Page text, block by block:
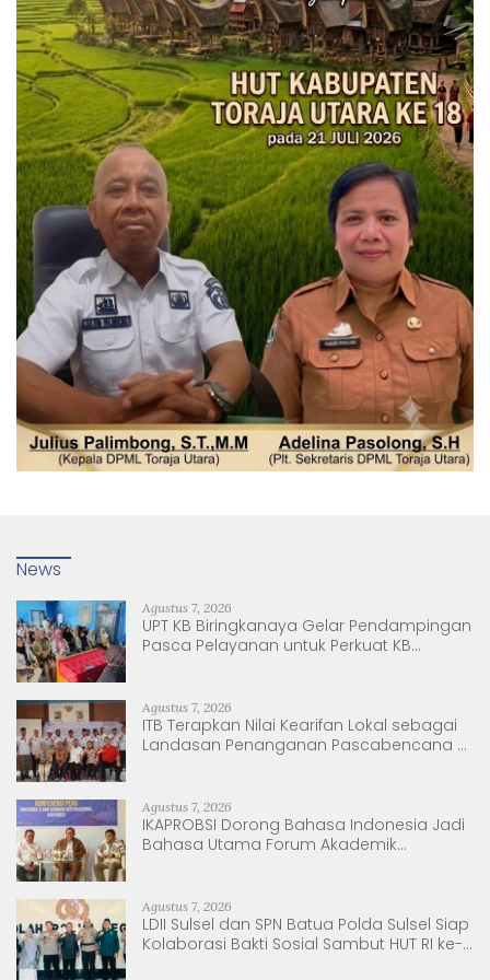
News
Agustus 7, 2026
UPT KB Biringkanaya Gelar Pendampingan
Pasca Pelayanan untuk Perkuat KB
Agustus 7, 2026
ITB Terapkan Nilai Kearifan Lokal sebagai
Landasan Penanganan Pascabencana di
Agustus 7, 2026
IKAPROBSI Dorong Bahasa Indonesia Jadi
Bahasa Utama Forum Akademik
Agustus 7, 2026
LDII Sulsel dan SPN Batua Polda Sulsel Siap
Kolaborasi Bakti Sosial Sambut HUT RI ke-